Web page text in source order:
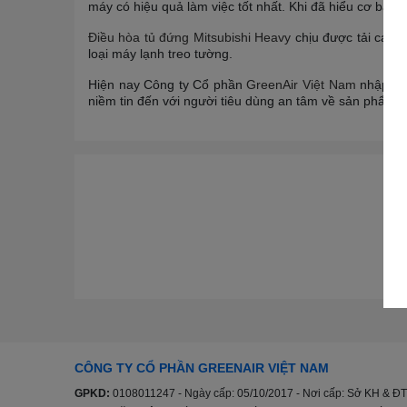
máy có hiệu quả làm việc tốt nhất. Khi đã hiểu cơ
Điều hòa tủ đứng Mitsubishi Heavy chịu được tải cao,
loại máy lạnh treo tường.
Hiện nay Công ty Cổ phầnGreenAir Việt Nam nhập
niềm tin đến với người tiêu dùng an tâm về sản phẩm.
CÔNG TY CỔ PHẦN GREENAIR VIỆT NAM
GPKD: 0108011247 - Ngày cấp: 05/10/2017 - Nơi cấp: Sở KH & ĐT